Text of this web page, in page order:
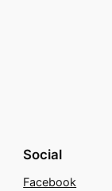
Social
Facebook